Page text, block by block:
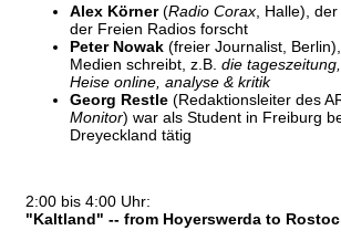
Alex Körner(Radio Corax , Halle),
der Freien Radios forscht
Peter Nowak (freier Journalist,
Medien schreibt, z.B. die
Heise online, analyse & kritik
Georg Restle (Redaktionsleiter des
Monitor) war als Student in Freiburg
Dreyeckland tätig
2:00 bis 4:00 Uhr:
"Kaltland" -- from Hoyerswerda to